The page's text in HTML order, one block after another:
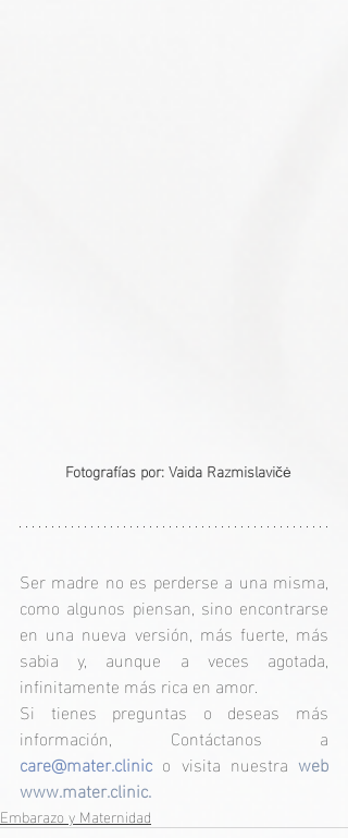
  Fotografías por: Vaida Razmislavi
čė
Ser madre no es perderse a una misma,
como algunos piensan, sino encontrarse
en una nueva versión, más fuerte, más
sabia y, aunque a veces agotada,
infinitamente más rica en amor.
Si tienes preguntas o deseas más
care@mater.clinic o visita nuestra web
www.mater.clinic.
Embarazo y Maternidad